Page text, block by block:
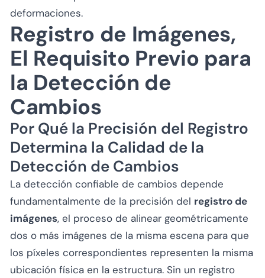
deformaciones.
Registro de Imágenes,
El Requisito Previo para
la Detección de
Cambios
Por Qué la Precisión del Registro
Determina la Calidad de la
Detección de Cambios
La detección confiable de cambios depende
fundamentalmente de la precisión del registro de
imágenes, el proceso de alinear geométricamente
dos o más imágenes de la misma escena para que
los píxeles correspondientes representen la misma
ubicación física en la estructura. Sin un registro